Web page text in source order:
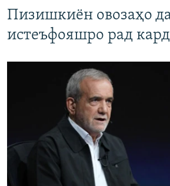
Пизишкиён овозаҳо
истеъфояшро рад кард